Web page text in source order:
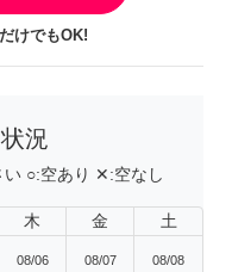
けでもOK!
況
い ○:空あり ✕:空なし
木 金 土
08/06 08/07 08/08